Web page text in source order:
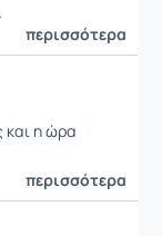
περισσότερα
και η ώρα
περισσότερα